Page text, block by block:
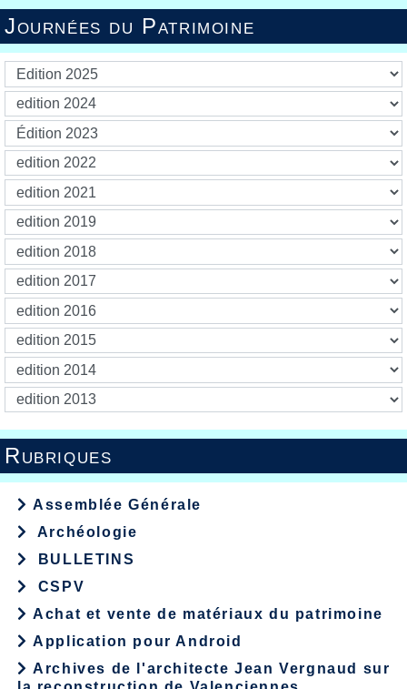
Journées du Patrimoine
Rubriques
Assemblée Générale
Archéologie
BULLETINS
CSPV
Achat et vente de matériaux du patrimoine
Application pour Android
Archives de l'architecte Jean Vergnaud sur